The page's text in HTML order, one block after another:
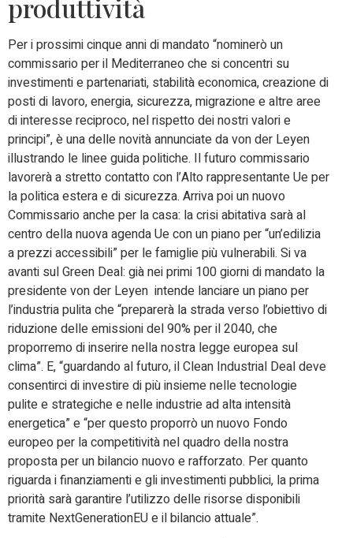
produttività
Per i prossimi cinque anni di mandato “nominerò un
commissario per il Mediterraneo che si concentri su
investimenti e partenariati, stabilità economica, creazione di
posti di lavoro, energia, sicurezza, migrazione e altre aree
di interesse reciproco, nel rispetto dei nostri valori e
principi”, è una delle novità annunciate da von der Leyen
illustrando le linee guida politiche. Il futuro commissario
lavorerà a stretto contatto con l’Alto rappresentante Ue per
la politica estera e di sicurezza. Arriva poi un nuovo
Commissario anche per la casa: la crisi abitativa sarà al
centro della nuova agenda Ue con un piano per “un’edilizia
a prezzi accessibili” per le famiglie più vulnerabili. Si va
avanti sul Green Deal: già nei primi 100 giorni di mandato la
presidente von der Leyen intende lanciare un piano per
l’industria pulita che “preparerà la strada verso l’obiettivo di
riduzione delle emissioni del 90% per il 2040, che
proporremo di inserire nella nostra legge europea sul
clima”. E, “guardando al futuro, il Clean Industrial Deal deve
consentirci di investire di più insieme nelle tecnologie
pulite e strategiche e nelle industrie ad alta intensità
energetica” e “per questo proporrò un nuovo Fondo
europeo per la competitività nel quadro della nostra
proposta per un bilancio nuovo e rafforzato. Per quanto
riguarda i finanziamenti e gli investimenti pubblici, la prima
priorità sarà garantire l’utilizzo delle risorse disponibili
tramite NextGenerationEU e il bilancio attuale”.